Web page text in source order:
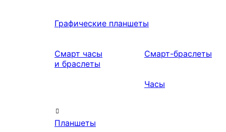
Графические планшеты
Смарт часы
и браслеты
Смарт-браслеты
Часы
Планшеты